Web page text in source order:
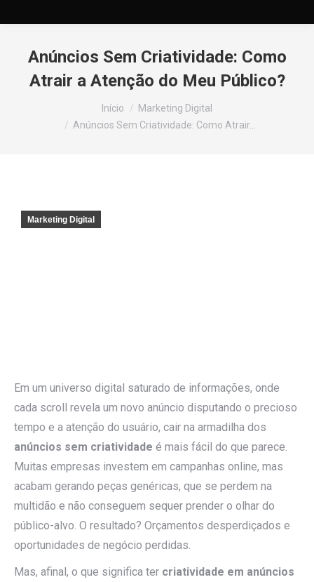
Anúncios Sem Criatividade: Como
Atrair a Atenção do Meu Público?
Início
Marketing Digital
Anúncios Sem Criatividade: Como Atrair…
Marketing Digital
Em um universo digital saturado de informações, onde
cada scroll revela um novo anúncio disputando o precioso
tempo e a atenção do usuário, cair na armadilha dos
anúncios sem criatividade é mais fácil do que parece.
Muitas empresas investem em campanhas online, mas
acabam gerando peças genéricas, que se perdem na
multidão e não conseguem sequer prender o olhar do
público-alvo. O resultado? Orçamentos desperdiçados e
oportunidades de negócio perdidas.
Mas, afinal, o que significa ter criatividade em anúncios